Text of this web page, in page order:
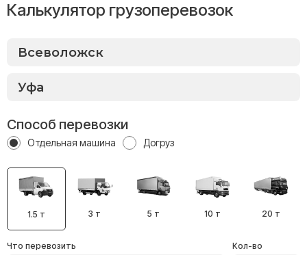
Калькулятор грузоперевозок
Способ перевозки
Отдельная машина Догруз
1.5 т 3 т 5 т 10 т 20 т
Что перевозить Кол-во